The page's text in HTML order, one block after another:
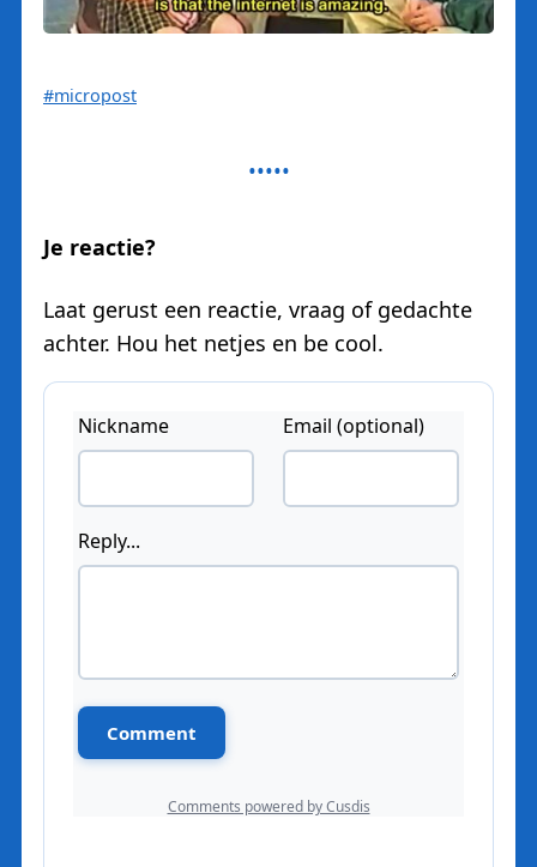
#micropost
Je reactie?
Laat gerust een reactie, vraag of gedachte
achter. Hou het netjes en be cool.